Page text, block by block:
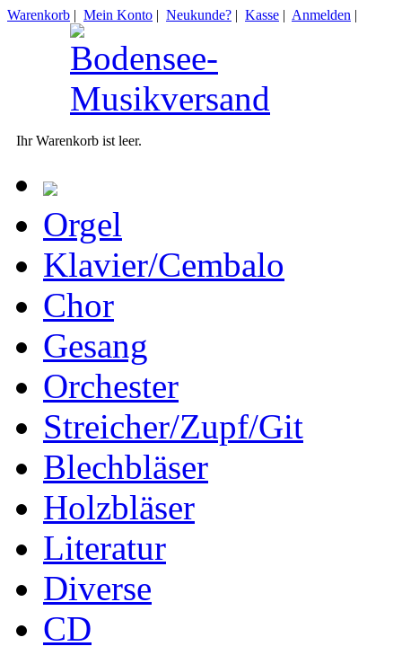
Warenkorb | Mein Konto | Neukunde? | Kasse | Anmelden |
Ihr Warenkorb ist leer.
Orgel
Klavier/Cembalo
Chor
Gesang
Orchester
Streicher/Zupf/Git
Blechbläser
Holzbläser
Literatur
Diverse
CD